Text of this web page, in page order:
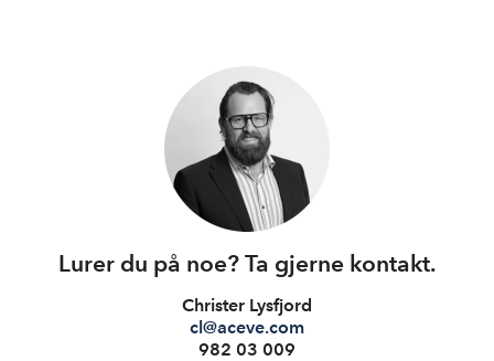
Lurer du på noe? Ta gjerne kontakt.
Christer Lysfjord
cl@aceve.com
982 03 009